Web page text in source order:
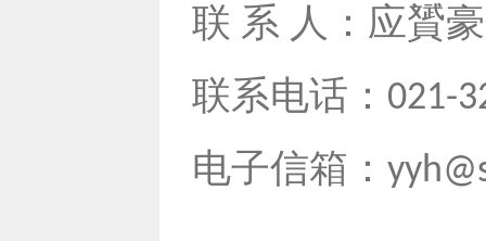
联 系 人：应贇
联系电话： 021-
电子信箱：